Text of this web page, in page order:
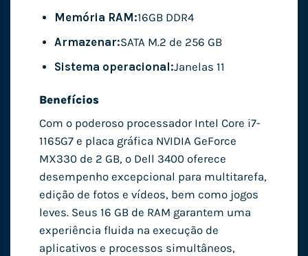
Memória RAM:16GB DDR4
Armazenar:SATA M.2 de 256 GB
Sistema operacional:Janelas 11
Benefícios
Com o poderoso processador Intel Core i7-
1165G7 e placa gráfica NVIDIA GeForce
MX330 de 2 GB, o Dell 3400 oferece
desempenho excepcional para multitarefa,
edição de fotos e vídeos, bem como jogos
leves. Seus 16 GB de RAM garantem uma
experiência fluida na execução de
aplicativos e processos simultâneos,